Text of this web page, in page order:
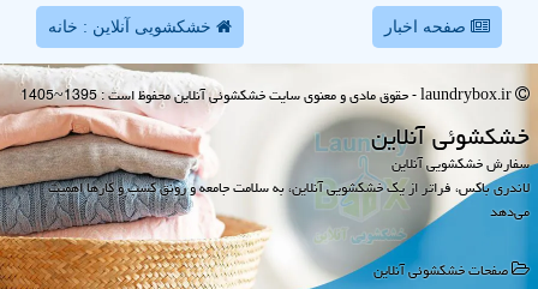
صفحه اخبار خشکشویی آنلاین : خانه
خشكشوئی آنلاین
سفارش خشکشویی آنلاین
لاندری باکس، فراتر از یک خشکشویی آنلاین، به سلامت جامعه و رونق کسب و کارها اهمیت
می‌دهد
صفحات خشكشوئی آنلاین